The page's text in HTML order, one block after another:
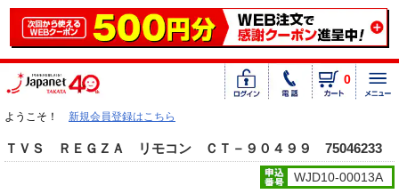
0
ようこそ！ 新規会員登録はこちら
ＴＶＳ ＲＥＧＺＡ リモコン ＣＴ－９０４９９ 75046233
WJD10-00013A